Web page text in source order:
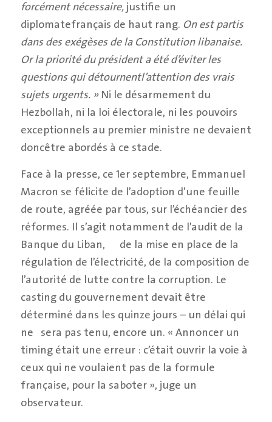
forcément nécessaire,justifie un
diplomatefrançais de haut rang. On est partis
dans des exégèses de la Constitution libanaise.
Or la priorité du président a été d’éviter les
questions qui détournentl’attention des vrais
sujets urgents. »Ni le désarmement du
Hezbollah, ni la loi électorale, ni les pouvoirs
exceptionnels au premier ministre ne devaient
doncêtre abordés à ce stade.
Face à la presse, ce 1er septembre, Emmanuel
Macron se félicite de l’adoption d’une feuille
de route, agréée par tous, sur l’échéancier des
réformes. Il s’agit notamment de l’audit de la
Banque du Liban, de la mise en place de la
régulation de l’électricité, de la composition de
l’autorité de lutte contre la corruption. Le
casting du gouvernement devait être
déterminé dans les quinze jours – un délai qui
ne sera pas tenu, encore un. « Annoncer un
timing était une erreur : c’était ouvrir la voie à
ceux qui ne voulaient pas de la formule
française, pour la saboter »,juge un
observateur.